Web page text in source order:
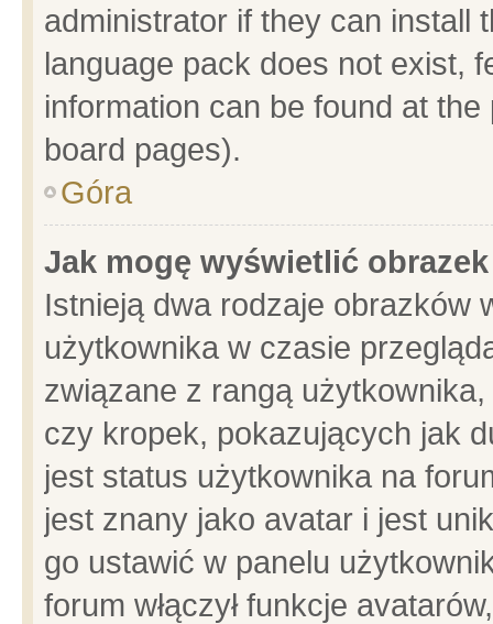
administrator if they can install
language pack does not exist,
information can be found at
board pages).
Góra
Jak mogę wyświetlić
Istnieją dwa rodzaje obrazków
użytkownika w czasie
związane z rangą
czy kropek, pokazujących jak
jest status użytkownika na
jest znany jako avatar i jest
go ustawić w panelu
forum włączył funkcje